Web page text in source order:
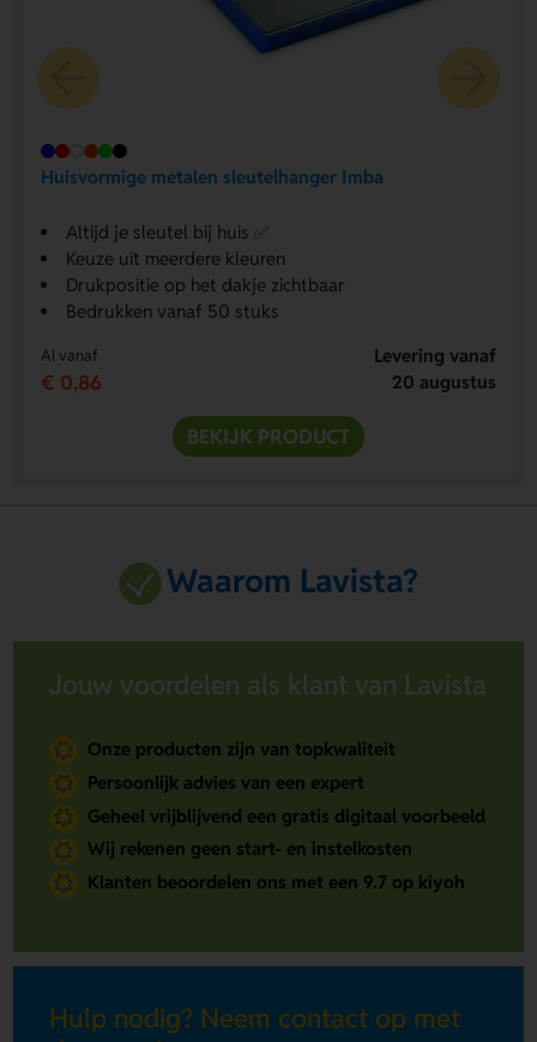
Huisvormige metalen sleutelhanger Imba
Altijd je sleutel bij huis ✅
Keuze uit meerdere kleuren
Drukpositie op het dakje zichtbaar
Bedrukken vanaf 50 stuks
Al vanaf
€ 0,86
Levering vanaf
20 augustus
BEKIJK PRODUCT
Waarom Lavista?
Jouw voordelen als klant van Lavista
Onze producten zijn van topkwaliteit
Persoonlijk advies van een expert
Geheel vrijblijvend een gratis digitaal voorbeeld
Wij rekenen geen start- en instelkosten
Klanten beoordelen ons met een 9.7 op kiyoh
Hulp nodig? Neem contact op met